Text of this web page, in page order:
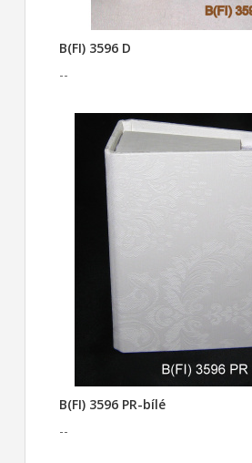
B(FI) 3596 D
--
B(FI) 3596 PR-bílé
--